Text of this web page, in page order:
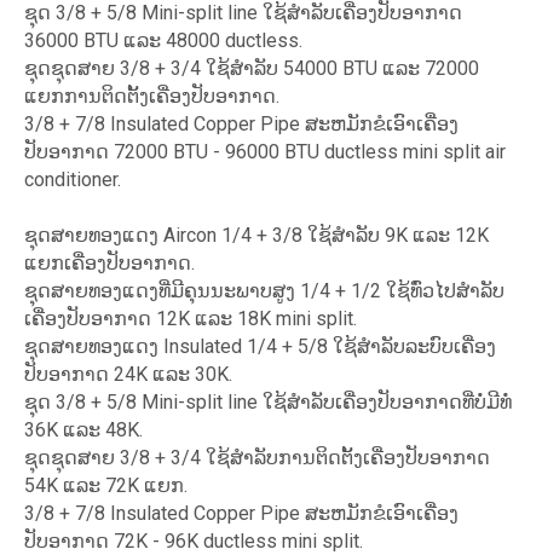
ຊຸດ 3/8 + 5/8 Mini-split line ໃຊ້ສໍາລັບເຄື່ອງປັບອາກາດ
36000 BTU ແລະ 48000 ductless.
ຊຸດຊຸດສາຍ 3/8 + 3/4 ໃຊ້ສໍາລັບ 54000 BTU ແລະ 72000
ແຍກການຕິດຕັ້ງເຄື່ອງປັບອາກາດ.
3/8 + 7/8 Insulated Copper Pipe ສະຫມັກຂໍເອົາເຄື່ອງ
ປັບອາກາດ 72000 BTU - 96000 BTU ductless mini split air
conditioner.
ຊຸດສາຍທອງແດງ Aircon 1/4 + 3/8 ໃຊ້ສໍາລັບ 9K ແລະ 12K
ແຍກເຄື່ອງປັບອາກາດ.
ຊຸດສາຍທອງແດງທີ່ມີຄຸນນະພາບສູງ 1/4 + 1/2 ໃຊ້ທົ່ວໄປສໍາລັບ
ເຄື່ອງປັບອາກາດ 12K ແລະ 18K mini split.
ຊຸດສາຍທອງແດງ Insulated 1/4 + 5/8 ໃຊ້ສໍາລັບລະບົບເຄື່ອງ
ປັບອາກາດ 24K ແລະ 30K.
ຊຸດ 3/8 + 5/8 Mini-split line ໃຊ້ສໍາລັບເຄື່ອງປັບອາກາດທີ່ບໍ່ມີທໍ່
36K ແລະ 48K.
ຊຸດຊຸດສາຍ 3/8 + 3/4 ໃຊ້ສໍາລັບການຕິດຕັ້ງເຄື່ອງປັບອາກາດ
54K ແລະ 72K ແຍກ.
3/8 + 7/8 Insulated Copper Pipe ສະຫມັກຂໍເອົາເຄື່ອງ
ປັບອາກາດ 72K - 96K ductless mini split.